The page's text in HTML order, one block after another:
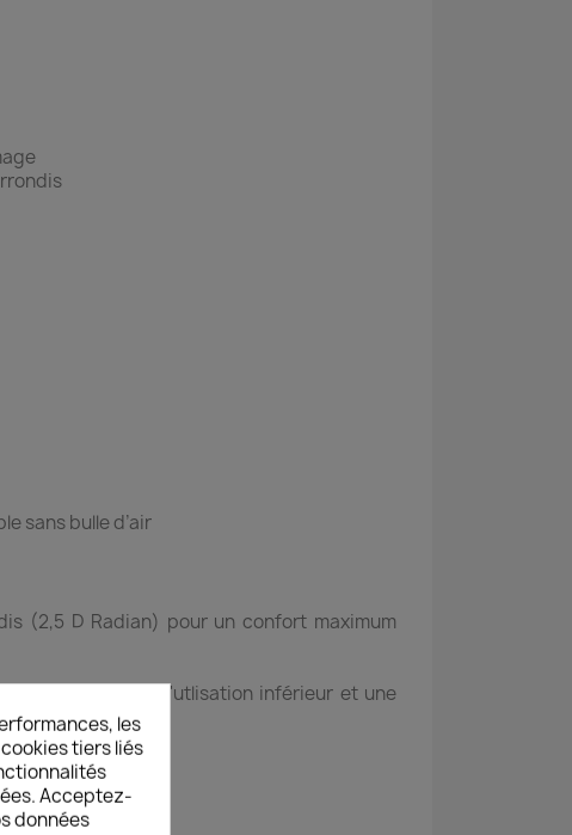
sans bulle d’air
(2,5 D Radian) pour un confort maximum
un confort d'utlisation inférieur et une
les
tiers liés
Acceptez-
données